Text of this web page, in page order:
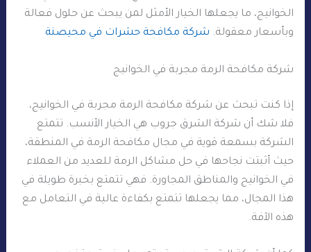
الخوانيج، ما يجعلها الخيار الأمثل لمن يبحث عن حلول فعالة
وبأسعار معقولة. شركة مكافحة حشرات في محيصنة
شركة مكافحة الرمة مجربة في الخوانيج
إذا كنت تبحث عن شركة مكافحة الرمة مجربة في الخوانيج،
فلا شك أن شركة الشرق جروب هي الخيار الأنسب. تتمتع
الشركة بسمعة قوية في مجال مكافحة الرمة في المنطقة،
حيث أثبتت نجاحها في حل مشاكل الرمة للعديد من العملاء
في الخوانيج والمناطق المجاورة. فهي تتمتع بخبرة طويلة في
هذا المجال، مما يجعلها تتمتع بكفاءة عالية في التعامل مع
هذه الآفة.